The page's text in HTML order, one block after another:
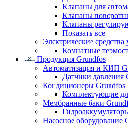
Клапаны для
Клапаны
Клапаны
Показать все
Электрические
Комнатные
Продукция Grundfos
Автоматизация и КИП
Датчики давления
Кондиционеры Grundfos
Комплектующие
Мембранные баки
Насосное оборудование